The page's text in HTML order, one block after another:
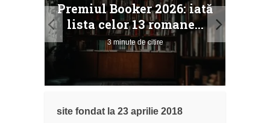
Premiul Booker 2026: iată
lista celor 13 romane...
3 minute de citire
site fondat la 23 aprilie 2018